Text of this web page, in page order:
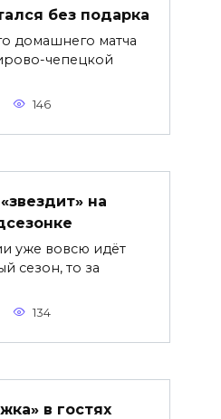
без подарка
домашнего матча
чепецкой
146
на
уже вовсю идёт
сезон, то за
134
в гостях